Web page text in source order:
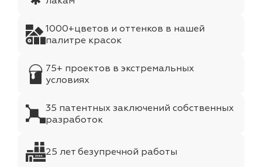
1000+цветов и оттенков в нашей
палитре красок
75+ проектов в экстремальных
условиях
35 патентных заключений собственных
разработок
25 лет безупречной работы